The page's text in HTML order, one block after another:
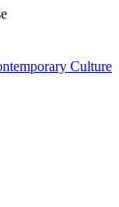
Culture